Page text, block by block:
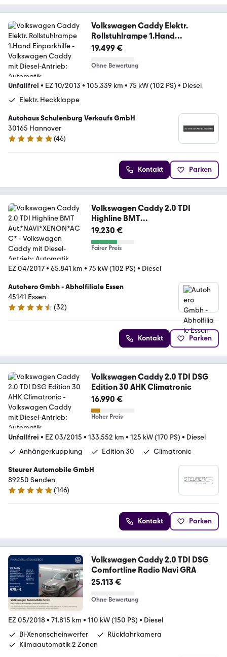
Volkswagen Caddy Elektr.
Rollstuhlrampe 1.Hand
Einparkhilfe
19.499 €
Ohne Bewertung
Unfallfrei • EZ 10/2013 • 105.339 km • 75 kW (102 PS) • Diesel
Elektr. Heckklappe
Autohaus Schulenburg Verkaufs GmbH
30165 Hannover
4.8 Sterne
(46)
Kontakt Parken
Volkswagen Caddy 2.0 TDI
Highline BMT
Aut.*NAVI*XENON*ACC*
19.230 €
Fairer Preis
EZ 04/2017• 65.841 km • 75 kW (102 PS) • Diesel
Autohero Gmbh - Abholfiliale Essen
45141 Essen
4.7 Sterne
(32)
Kontakt Parken
Volkswagen Caddy 2.0 TDI DSG
Edition 30 AHK Climatronic
16.990 €
Hoher Preis
Unfallfrei • EZ 03/2015 • 133.552 km • 125 kW (170 PS) • Diesel
Anhängerkupplung
Edition 30 Climatronic
Steurer Automobile GmbH
89250 Senden
4.8 Sterne
(146)
Kontakt Parken
Volkswagen Caddy 2.0 TDI DSG
Comfortline Radio Navi GRA
25.113 €
Ohne Bewertung
EZ 05/2018• 71.815 km • 110 kW (150 PS) • Diesel
Bi-Xenonscheinwerfer
Rückfahrkamera
Klimaautomatik 2 Zonen